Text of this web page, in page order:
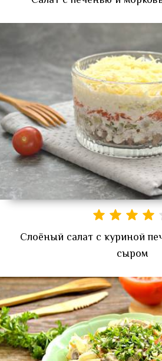
Слоёный салат с куриной
сыром